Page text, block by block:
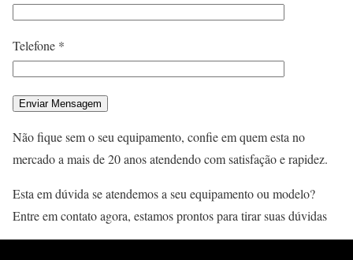
Telefone *
Não fique sem o seu equipamento, confie em quem esta no
mercado a mais de 20 anos atendendo com satisfação e rapidez.
Esta em dúvida se atendemos a seu equipamento ou modelo?
Entre em contato agora, estamos prontos para tirar suas dúvidas